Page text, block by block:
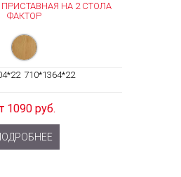
НА 2 СТОЛА
ФАКТОР
710*1364*22
1090 руб.